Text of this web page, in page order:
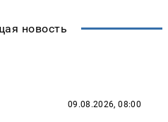
новость
09.08.2026, 08:00